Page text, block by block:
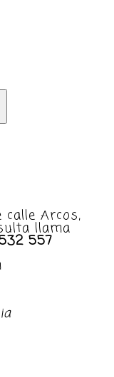
calle Arcos,
llama
557